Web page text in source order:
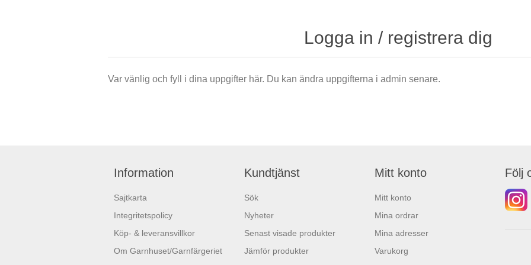
Logga in / registrera dig
Var vänlig och fyll i dina uppgifter här. Du kan ändra uppgifterna i admin senare.
Information
Sajtkarta
Integritetspolicy
Köp- & leveransvillkor
Om Garnhuset/Garnfärgeriet
Kundtjänst
Sök
Nyheter
Senast visade produkter
Jämför produkter
Mitt konto
Mitt konto
Mina ordrar
Mina adresser
Varukorg
Följ